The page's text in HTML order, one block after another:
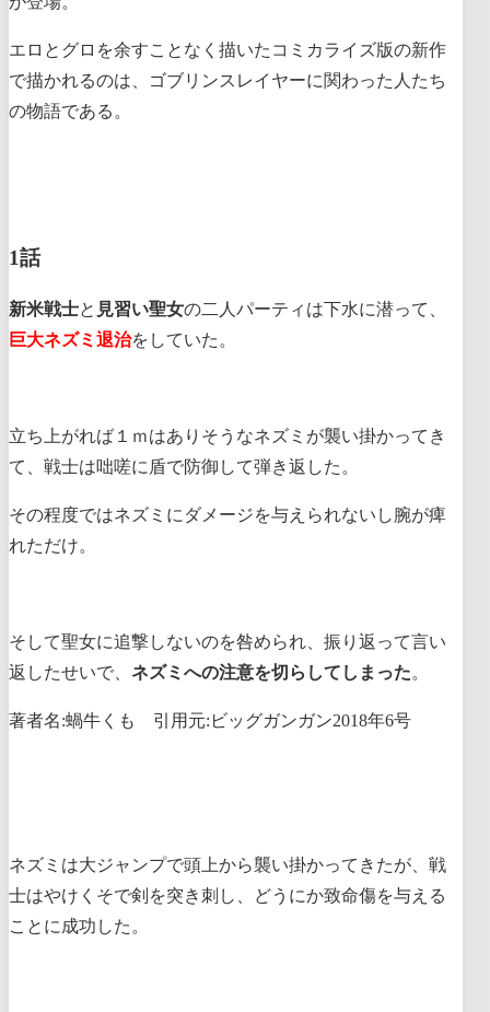
エロとグロを余すことなく描いたコミカライズ版の新作
で描かれるのは、ゴブリンスレイヤーに関わった人たち
の物語である。
1話
新米戦士と 見習い聖女の二人パーティは下水に潜って、
巨大ネズミ退治をしていた。
立ち上がれば１ｍはありそうなネズミが襲い掛かってき
て、戦士は咄嗟に盾で防御して弾き返した。
その程度ではネズミにダメージを与えられないし腕が痺
れただけ。
そして聖女に追撃しないのを咎められ、振り返って言い
返したせいで、 ネズミへの注意を切らしてしまった。
著者名:蝸牛くも 引用元:ビッグガンガン2018年6号
ネズミは大ジャンプで頭上から襲い掛かってきたが、戦
士はやけくそで剣を突き刺し、どうにか致命傷を与える
ことに成功した。